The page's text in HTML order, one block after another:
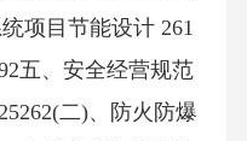
项目节能设计 261
五、安全经营规范
二)、防火防爆